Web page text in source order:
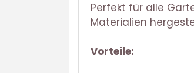
Perfekt für alle
Materialien
Vorteile: